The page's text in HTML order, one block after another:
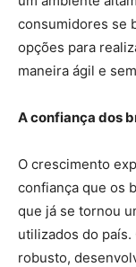
consumidores se
opções para
maneira ágil e
A confiança dos
O crescimento
confiança que os
que já se tornou
utilizados do
robusto,